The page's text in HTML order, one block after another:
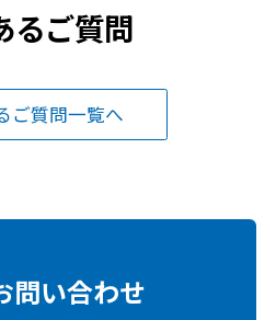
るご質問
ご質問一覧へ
問い合わせ